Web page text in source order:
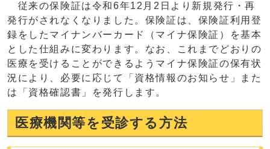
従来の保険証は令和6年12月2日より新規発行・再
発行がされなくなりました。保険証は、保険証利用登
録をしたマイナンバーカード（マイナ保険証）を基本
とした仕組みに変わります。なお、これまでどおりの
医療を受けることができるようマイナ保険証の保有状
況により、必要に応じて「資格情報のお知らせ」また
は「資格確認書」を発行します。
医療機関等を受診する方法